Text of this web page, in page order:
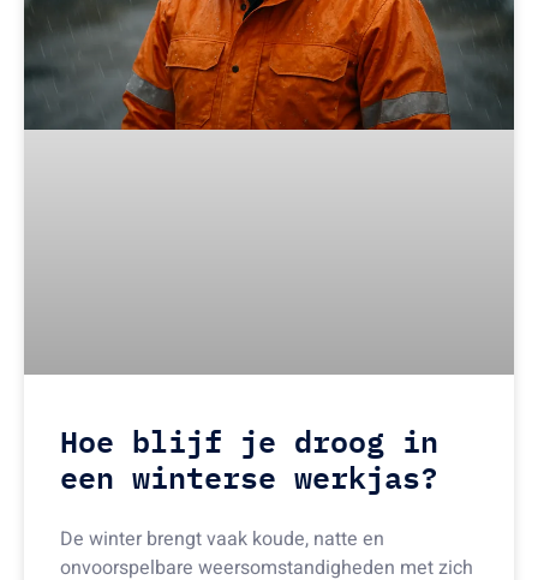
Hoe blijf je droog in
een winterse werkjas?
De winter brengt vaak koude, natte en
onvoorspelbare weersomstandigheden met zich